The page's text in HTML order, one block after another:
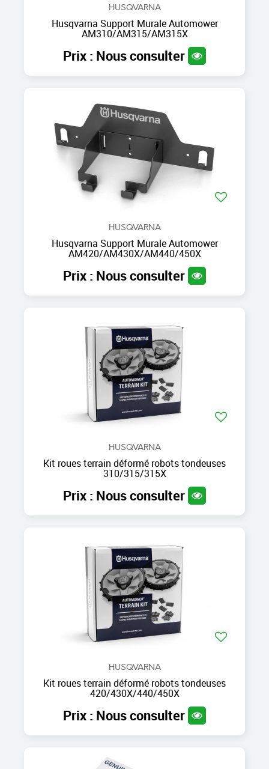
HUSQVARNA
Husqvarna Support Murale Automower
AM310/AM315/AM315X
Prix : Nous consulter
HUSQVARNA
Husqvarna Support Murale Automower
AM420/AM430X/AM440/450X
Prix : Nous consulter
HUSQVARNA
Kit roues terrain déformé robots tondeuses
310/315/315X
Prix : Nous consulter
HUSQVARNA
Kit roues terrain déformé robots tondeuses
420/430X/440/450X
Prix : Nous consulter